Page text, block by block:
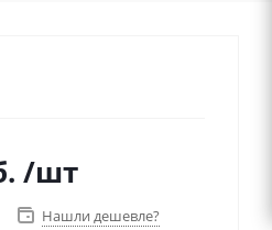
/шт
Нашли дешевле?